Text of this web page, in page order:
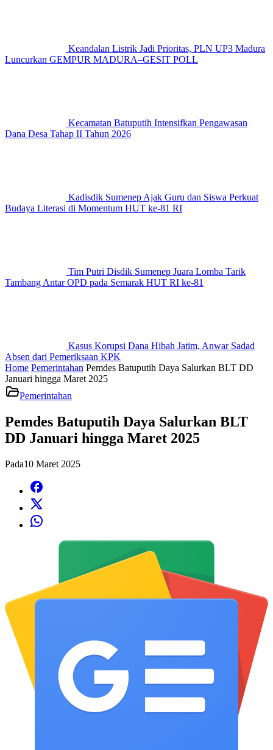
Keandalan Listrik Jadi Prioritas, PLN UP3 Madura
Luncurkan GEMPUR MADURA–GESIT POLL
Kecamatan Batuputih Intensifkan Pengawasan
Dana Desa Tahap II Tahun 2026
Kadisdik Sumenep Ajak Guru dan Siswa Perkuat
Budaya Literasi di Momentum HUT ke-81 RI
Tim Putri Disdik Sumenep Juara Lomba Tarik
Tambang Antar OPD pada Semarak HUT RI ke-81
Kasus Korupsi Dana Hibah Jatim, Anwar Sadad
Absen dari Pemeriksaan KPK
Home Pemerintahan Pemdes Batuputih Daya Salurkan BLT DD
Januari hingga Maret 2025
Pemerintahan
Pemdes Batuputih Daya Salurkan BLT
DD Januari hingga Maret 2025
Pada10 Maret 2025